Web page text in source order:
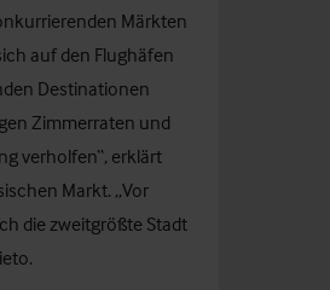
Märkten
auf den Flughäfen
Destinationen
Zimmerraten und
verholfen“, erklärt
Markt. „Vor
die zweitgrößte Stadt